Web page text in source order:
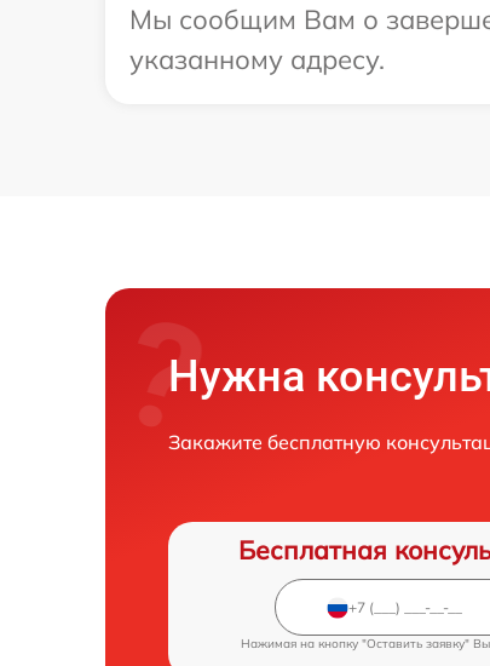
Мы сообщим Вам о
указанному адресу.
Нужна
Закажите бесплатную
Бесплатная
Нажимая на кнопку "Оставить заявку"